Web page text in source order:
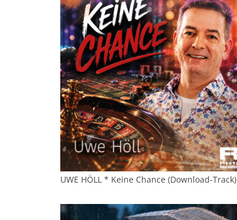
UWE HÖLL * Keine Chance (Download-Track)